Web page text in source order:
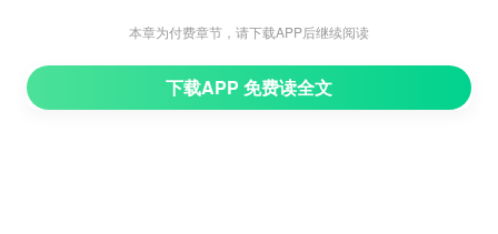
车头狠狠地撞在护栏上，金属摩擦的声音很刺耳，火
的掉入山谷悬崖。
本章为付费章节，请下载APP后继续阅读
下载APP 免费读全文